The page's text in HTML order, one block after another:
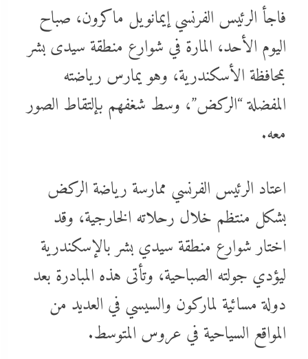
فاجأ الرئيس الفرنسي إيمانويل ماكرون، صباح
اليوم الأحد، المارة في شوارع منطقة سيدى بشر
بمحافظة الأسكندرية، وهو يمارس رياضته
المفضلة “الركض”، وسط شغفهم بإلتقاط الصور
معه.
اعتاد الرئيس الفرنسي ممارسة رياضة الركض
بشكل منتظم خلال رحلاته الخارجية، وقد
اختار شوارع منطقة سيدي بشر بالإسكندرية
ليؤدي جولته الصباحية، وتأتى هذه المبادرة بعد
دولة مسائية لماركون والسيسي في العديد من
المواقع السياحية في عروس المتوسط.